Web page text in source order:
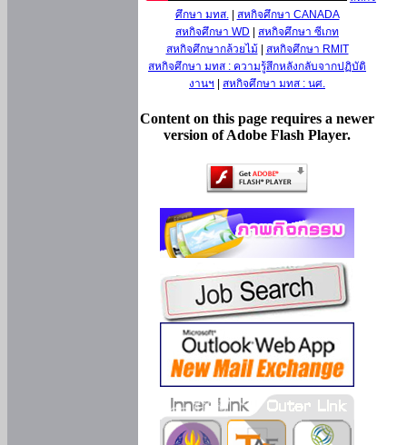
ศึกษา มทส.| สหกิจศึกษา CANADA
สหกิจศึกษา WD
สหกิจศึกษา ซีเกท
สหกิจศึกษากล้วยไม้
สหกิจศึกษา RMIT
สหกิจศึกษา มทส : ความรู้สึกหลังกลับจากปฏิบัติ
งานฯ
สหกิจศึกษา มทส : นศ.
Content on this page requires a newer
version of Adobe Flash Player.